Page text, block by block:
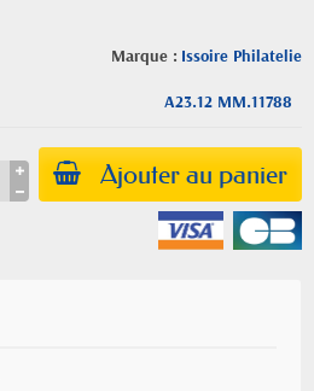
Marque : Issoire Philatelie
A23.12 MM.11788
Ajouter au panier